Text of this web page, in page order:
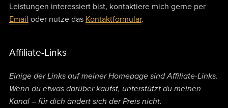
Leistungen interessiert bist, kontaktiere mich gerne per
Email oder nutze das Kontaktformular.
Affiliate-Links
Einige der Links auf meiner Homepage sind Affiliate-Links.
Wenn du etwas darüber kaufst, unterstützt du meinen
Kanal – für dich ändert sich der Preis nicht.